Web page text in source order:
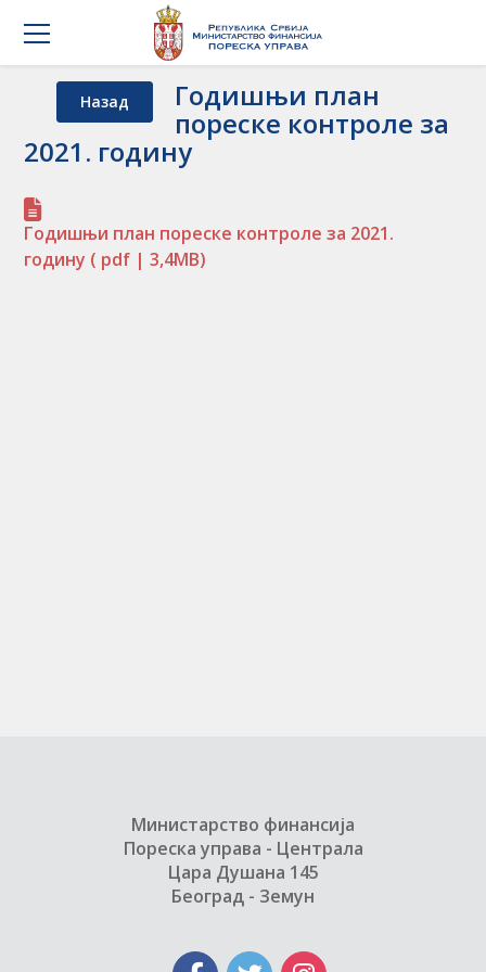
Назад Годишњи план
пореске контроле за
2021. годину
Годишњи план пореске контроле за 2021.
годину ( pdf | 3,4MB)
Министарство финансија
Пореска управа - Централа
Цара Душана 145
Београд - Земун